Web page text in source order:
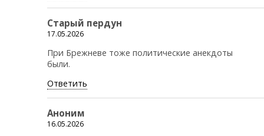
Старый пердун
17.05.2026
При Брежневе тоже политические анекдоты
были.
Ответить
Аноним
16.05.2026